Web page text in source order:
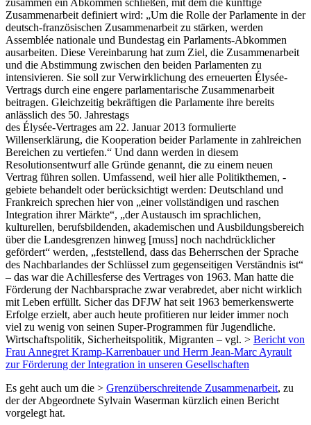
zusammen ein Abkommen schließen, mit dem die künftige
Zusammenarbeit definiert wird: „Um die Rolle der Parlamente in der
deutsch-französischen Zusammenarbeit zu stärken, werden
Assemblée nationale und Bundestag ein Parlaments-Abkommen
ausarbeiten. Diese Vereinbarung hat zum Ziel, die Zusammenarbeit
und die Abstimmung zwischen den beiden Parlamenten zu
intensivieren. Sie soll zur Verwirklichung des erneuerten Élysée-
Vertrags durch eine engere parlamentarische Zusammenarbeit
beitragen. Gleichzeitig bekräftigen die Parlamente ihre bereits
anlässlich des 50. Jahrestags
des Élysée-Vertrages am 22. Januar 2013 formulierte
Willenserklärung, die Kooperation beider Parlamente in zahlreichen
Bereichen zu vertiefen.“ Und dann werden in diesem
Resolutionsentwurf alle Gründe genannt, die zu einem neuen
Vertrag führen sollen. Umfassend, weil hier alle Politikthemen, -
gebiete behandelt oder berücksichtigt werden: Deutschland und
Frankreich sprechen hier von „einer vollständigen und raschen
Integration ihrer Märkte“, „der Austausch im sprachlichen,
kulturellen, berufsbildenden, akademischen und Ausbildungsbereich
über die Landesgrenzen hinweg [muss] noch nachdrücklicher
gefördert“ werden, „feststellend, dass das Beherrschen der Sprache
des Nachbarlandes der Schlüssel zum gegenseitigen Verständnis ist“
– das war die Achillesferse des Vertrages von 1963. Man hatte die
Förderung der Nachbarsprache zwar verabredet, aber nicht wirklich
mit Leben erfüllt. Sicher das DFJW hat seit 1963 bemerkenswerte
Erfolge erzielt, aber auch heute profitieren nur leider immer noch
viel zu wenig von seinen Super-Programmen für Jugendliche.
Wirtschaftspolitik, Sicherheitspolitik, Migranten – vgl. > Bericht von
Frau Annegret Kramp-Karrenbauer und Herrn Jean-Marc Ayrault
zur Förderung der Integration in unseren Gesellschaften
Es geht auch um die > Grenzüberschreitende Zusammenarbeit, zu
der der Abgeordnete Sylvain Waserman kürzlich einen Bericht
vorgelegt hat.